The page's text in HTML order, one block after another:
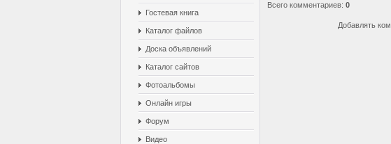
Гостевая книга
Каталог файлов
Доска объявлений
Каталог сайтов
Фотоальбомы
Онлайн игры
Форум
Видео
Всего комментариев: 0
Добавлять